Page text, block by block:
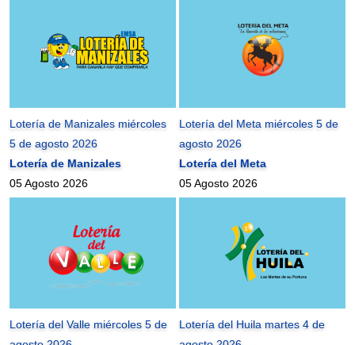
Lotería de Manizales miércoles
5 de agosto 2026
Lotería de Manizales
05 Agosto 2026
Lotería del Meta miércoles 5 de
agosto 2026
Lotería del Meta
05 Agosto 2026
Lotería del Valle miércoles 5 de
Lotería del Huila martes 4 de